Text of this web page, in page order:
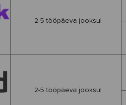
2-5 tööpäeva jooksul
2-5 tööpäeva jooksul